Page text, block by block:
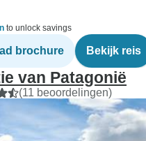
to unlock savings
brochure Bekijk reis
van Patagonië
(11 beoordelingen)